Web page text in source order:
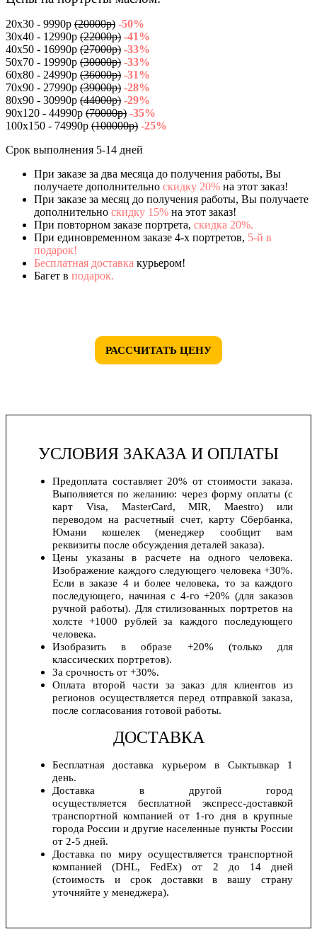
20х30 - 9990р (20000р) -50%
30х40 - 12990р (22000р) -41%
40х50 - 16990р (27000р) -33%
50х70 - 19990р (30000р) -33%
60х80 - 24990р (36000р) -31%
70х90 - 27990р (39000р) -28%
80х90 - 30990р (44000р) -29%
90х120 - 44990р (70000р) -35%
100x150 - 74990р (100000р) -25%
Срок выполнения 5-14 дней
При заказе за два месяца до получения работы, Вы
получаете дополнительно скидку 20% на этот заказ!
При заказе за месяц до получения работы, Вы получаете
дополнительно скидку 15% на этот заказ!
При повторном заказе портрета, скидка 20%.
При единовременном заказе 4-х портретов, 5-й в
подарок!
Бесплатная доставка курьером!
Багет в подарок.
РАССЧИТАТЬ ЦЕНУ
УСЛОВИЯ ЗАКАЗА И ОПЛАТЫ
Предоплата составляет 20% от стоимости заказа.
Выполняется по желанию: через форму оплаты (с
карт Visa, MasterCard, MIR, Maestro) или
переводом на расчетный счет, карту Сбербанка,
Юмани кошелек (менеджер сообщит вам
реквизиты после обсуждения деталей заказа).
Цены указаны в расчете на одного человека.
Изображение каждого следующего человека +30%.
Если в заказе 4 и более человека, то за каждого
последующего, начиная с 4-го +20% (для заказов
ручной работы). Для стилизованных портретов на
холсте +1000 рублей за каждого последующего
человека.
Изобразить в образе +20% (только для
классических портретов).
За срочность от +30%.
Оплата второй части за заказ для клиентов из
регионов осуществляется перед отправкой заказа,
после согласования готовой работы.
ДОСТАВКА
Бесплатная доставка курьером в Сыктывкар 1
день.
Доставка в другой город
осуществляется бесплатной экспресс-доставкой
транспортной компанией от 1-го дня в крупные
города России и другие населенные пункты России
от 2-5 дней.
Доставка по миру осуществляется транспортной
компанией (DHL, FedEx) от 2 до 14 дней
(стоимость и срок доставки в вашу страну
уточняйте у менеджера).